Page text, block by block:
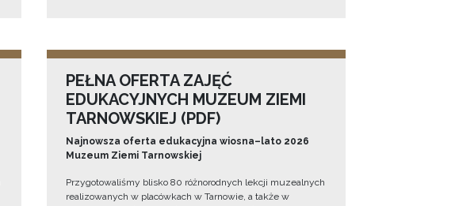
PEŁNA OFERTA ZAJĘĆ
EDUKACYJNYCH MUZEUM ZIEMI
TARNOWSKIEJ (PDF)
Najnowsza oferta edukacyjna wiosna–lato 2026
Muzeum Ziemi Tarnowskiej
Przygotowaliśmy blisko 80 różnorodnych lekcji muzealnych
realizowanych w placówkach w Tarnowie, a także w